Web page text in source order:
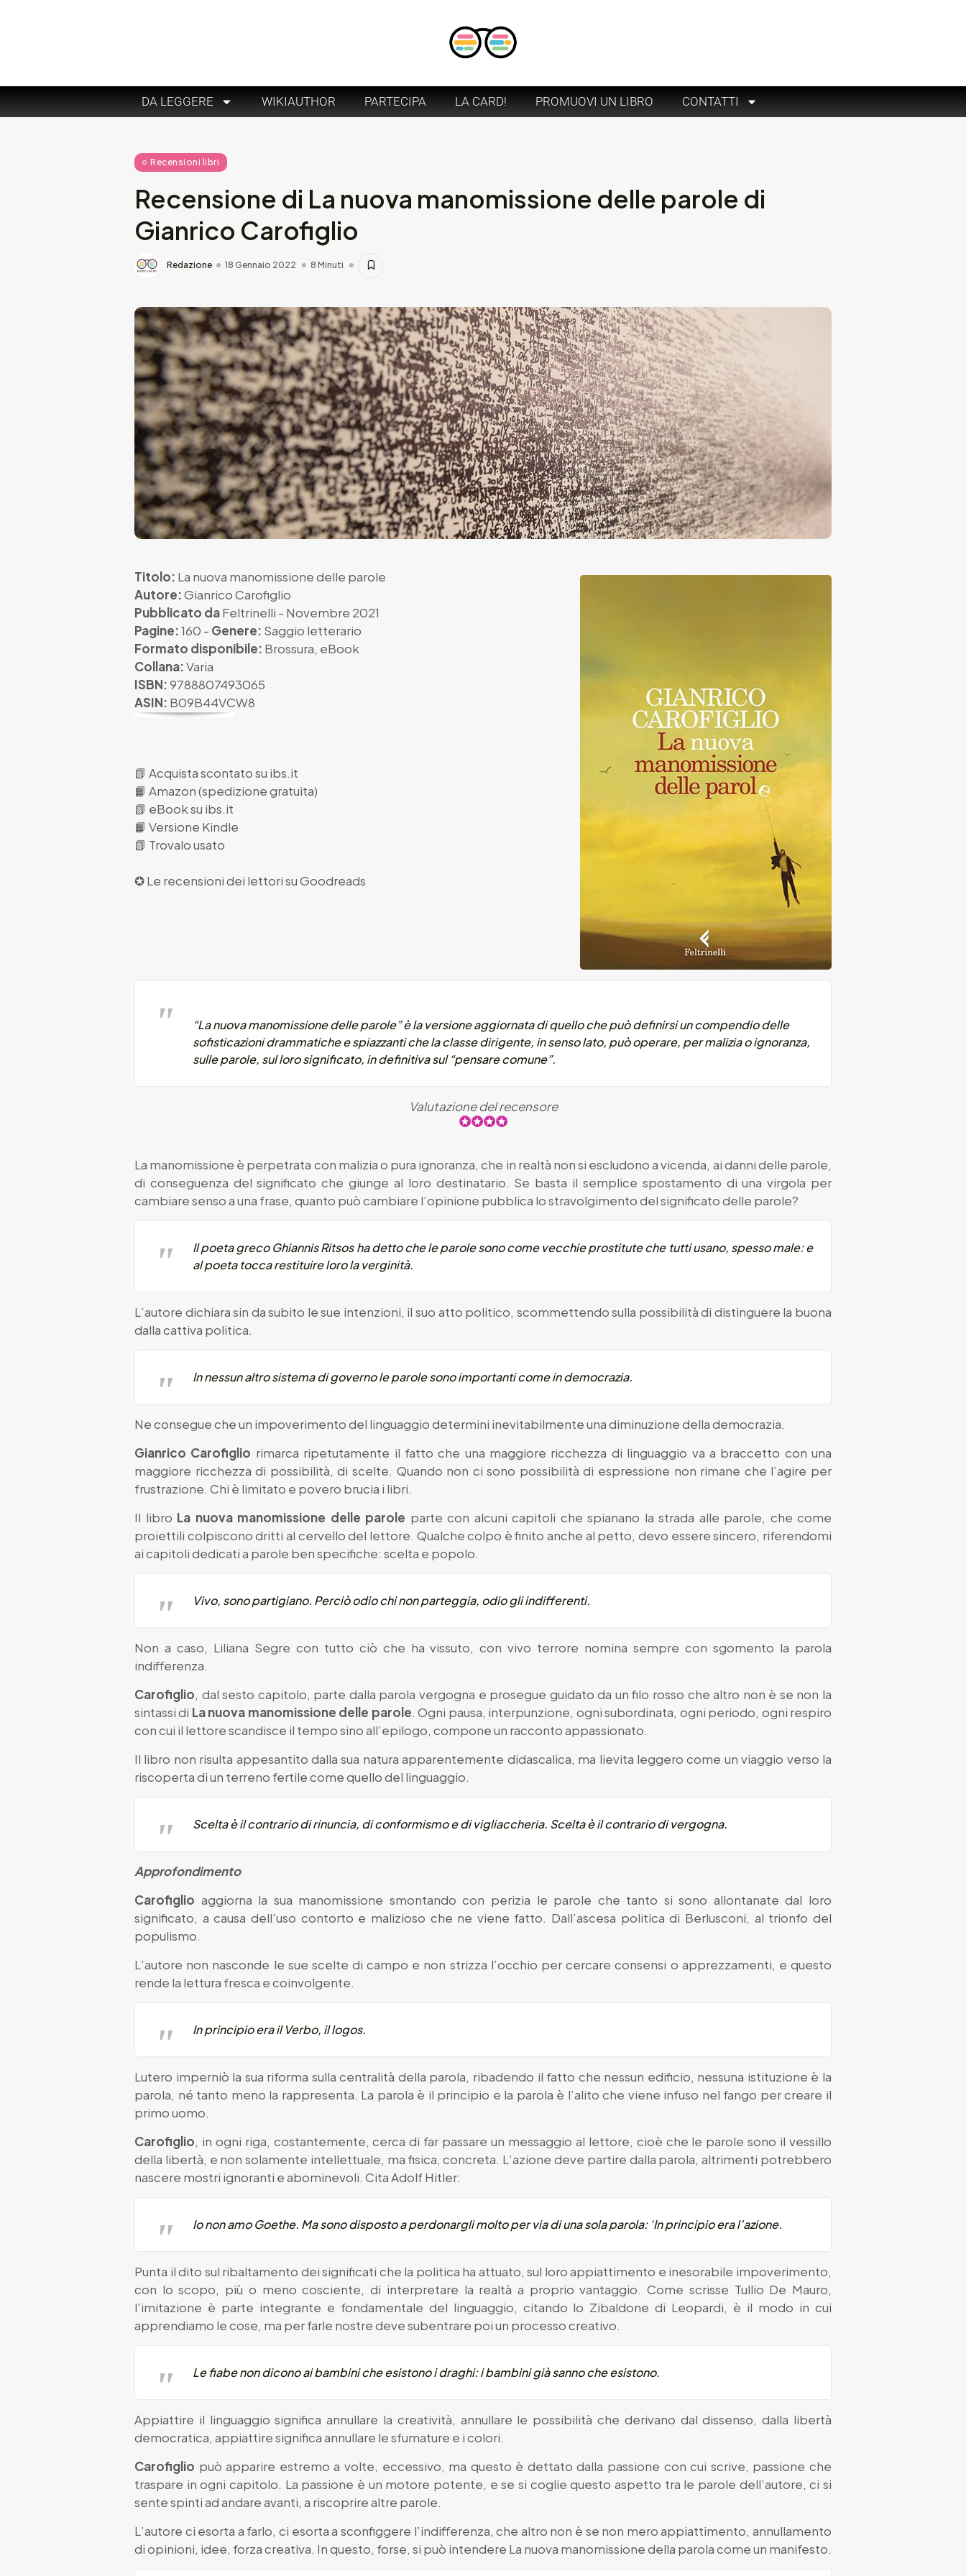
DA LEGGERE WIKIAUTHOR PARTECIPA LA CARD! PROMUOVI UN LIBRO CONTATTI
Recensioni libri
Recensione di La nuova manomissione delle parole di
Gianrico Carofiglio
Redazione 18 Gennaio 2022 8 Minuti
Titolo: La nuova manomissione delle parole
Autore:Gianrico Carofiglio
Pubblicato daFeltrinelli - Novembre 2021
Pagine:160 - Genere: Saggio letterario
Formato disponibile: Brossura, eBook
Collana:Varia
ISBN:9788807493065
ASIN: B09B44VCW8
📗 Acquista scontato su ibs.it
📙 Amazon (spedizione gratuita)
📗 eBook su ibs.it
📙 Versione Kindle
📗 Trovalo usato
✪ Le recensioni dei lettori suGoodreads
“La nuova manomissione delle parole” è la versione aggiornata di quello che può definirsi un compendio delle
sofisticazioni drammatiche e spiazzanti che la classe dirigente, in senso lato, può operare, per malizia o ignoranza,
sulle parole, sul loro significato, in definitiva sul “pensare comune”.
Valutazione del recensore
La manomissione è perpetrata con malizia o pura ignoranza, che in realtà non si escludono a vicenda, ai danni delle parole,
di conseguenza del significato che giunge al loro destinatario. Se basta il semplice spostamento di una virgola per
cambiare senso a una frase, quanto può cambiare l’opinione pubblica lo stravolgimento del significato delle parole?
Il poeta greco Ghiannis Ritsos ha detto che le parole sono come vecchie prostitute che tutti usano, spesso male: e
al poeta tocca restituire loro la verginità.
L’autore dichiara sin da subito le sue intenzioni, il suo atto politico, scommettendo sulla possibilità di distinguere la buona
dalla cattiva politica.
In nessun altro sistema di governo le parole sono importanti come in democrazia.
Ne consegue che un impoverimento del linguaggio determini inevitabilmente una diminuzione della democrazia.
Gianrico Carofiglio rimarca ripetutamente il fatto che una maggiore ricchezza di linguaggio va a braccetto con una
maggiore ricchezza di possibilità, di scelte. Quando non ci sono possibilità di espressione non rimane che l’agire per
frustrazione. Chi è limitato e povero brucia i libri.
Il libro La nuova manomissione delle parole parte con alcuni capitoli che spianano la strada alle parole, che come
proiettili colpiscono dritti al cervello del lettore. Qualche colpo è finito anche al petto, devo essere sincero, riferendomi
ai capitoli dedicati a parole ben specifiche: scelta e popolo.
Vivo, sono partigiano. Perciò odio chi non parteggia, odio gli indifferenti.
Non a caso, Liliana Segre con tutto ciò che ha vissuto, con vivo terrore nomina sempre con sgomento la parola
indifferenza.
Carofiglio, dal sesto capitolo, parte dalla parola vergogna e prosegue guidato da un filo rosso che altro non è se non la
sintassi di La nuova manomissione delle parole. Ogni pausa, interpunzione, ogni subordinata, ogni periodo, ogni respiro
con cui il lettore scandisce il tempo sino all’epilogo, compone un racconto appassionato.
Il libro non risulta appesantito dalla sua natura apparentemente didascalica, ma lievita leggero come un viaggio verso la
riscoperta di un terreno fertile come quello del linguaggio.
Scelta è il contrario di rinuncia, di conformismo e di vigliaccheria. Scelta è il contrario di vergogna.
Approfondimento
Carofiglio aggiorna la sua manomissione smontando con perizia le parole che tanto si sono allontanate dal loro
significato, a causa dell’uso contorto e malizioso che ne viene fatto. Dall’ascesa politica di Berlusconi, al trionfo del
populismo.
L’autore non nasconde le sue scelte di campo e non strizza l’occhio per cercare consensi o apprezzamenti, e questo
rende la lettura fresca e coinvolgente.
In principio era il Verbo, il logos.
Lutero imperniò la sua riforma sulla centralità della parola, ribadendo il fatto che nessun edificio, nessuna istituzione è la
parola, né tanto meno la rappresenta. La parola è il principio e la parola è l’alito che viene infuso nel fango per creare il
primo uomo.
Carofiglio, in ogni riga, costantemente, cerca di far passare un messaggio al lettore, cioè che le parole sono il vessillo
della libertà, e non solamente intellettuale, ma fisica, concreta. L’azione deve partire dalla parola, altrimenti potrebbero
nascere mostri ignoranti e abominevoli. Cita Adolf Hitler:
Io non amo Goethe. Ma sono disposto a perdonargli molto per via di una sola parola: ‘In principio era l’azione.
Punta il dito sul ribaltamento dei significati che la politica ha attuato, sul loro appiattimento e inesorabile impoverimento,
con lo scopo, più o meno cosciente, di interpretare la realtà a proprio vantaggio. Come scrisse Tullio De Mauro,
l’imitazione è parte integrante e fondamentale del linguaggio, citando lo Zibaldone di Leopardi, è il modo in cui
apprendiamo le cose, ma per farle nostre deve subentrare poi un processo creativo.
Le fiabe non dicono ai bambini che esistono i draghi: i bambini già sanno che esistono.
Appiattire il linguaggio significa annullare la creatività, annullare le possibilità che derivano dal dissenso, dalla libertà
democratica, appiattire significa annullare le sfumature e i colori.
Carofiglio può apparire estremo a volte, eccessivo, ma questo è dettato dalla passione con cui scrive, passione che
traspare in ogni capitolo. La passione è un motore potente, e se si coglie questo aspetto tra le parole dell’autore, ci si
sente spinti ad andare avanti, a riscoprire altre parole.
L’autore ci esorta a farlo, ci esorta a sconfiggere l’indifferenza, che altro non è se non mero appiattimento, annullamento
di opinioni, idee, forza creativa. In questo, forse, si può intendere La nuova manomissione della parola come un manifesto.